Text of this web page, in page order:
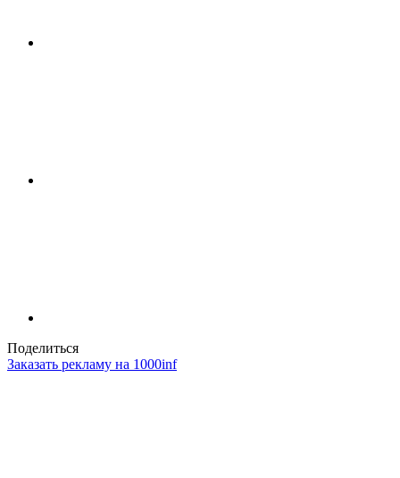
Поделиться
Заказать рекламу на 1000inf